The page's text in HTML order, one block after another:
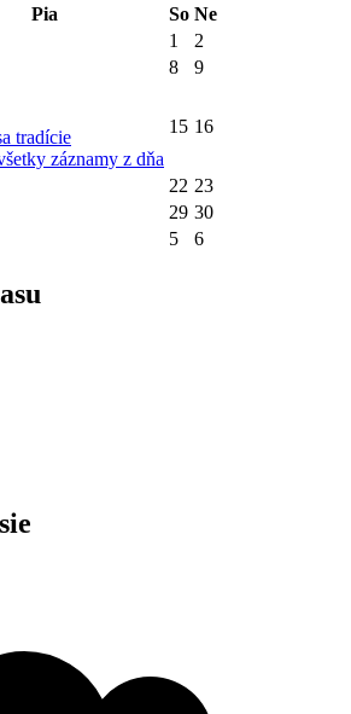
Pia So Ne
1
2
8 9
tradície
záznamy z dňa
15 16
22 23
29 30
5 6